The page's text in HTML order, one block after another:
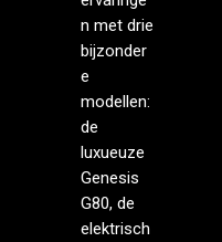
n met drie
bijzonder
e
modellen:
de
luxueuze
Genesis
G80, de
elektrisch